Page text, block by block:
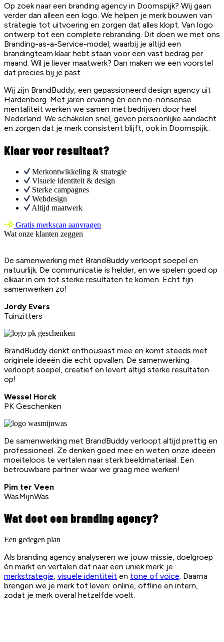
Op zoek naar een branding agency in Doornspijk? Wij gaan
verder dan alleen een logo. We helpen je merk bouwen van
strategie tot uitvoering en zorgen dat alles klopt. Van logo
ontwerp tot een complete rebranding. Dit doen we met ons
Branding-as-a-Service-model, waarbij je altijd een
brandingteam klaar hebt staan voor een vast bedrag per
maand. Wil je liever maatwerk? Dan maken we een voorstel
dat precies bij je past.
Wij zijn BrandBuddy, een gepassioneerd design agency uit
Hardenberg. Met jaren ervaring én een no-nonsense
mentaliteit werken we samen met bedrijven door heel
Nederland. We schakelen snel, geven persoonlijke aandacht
en zorgen dat je merk consistent blijft, ook in Doornspijk..
Klaar voor resultaat?
Merkontwikkeling & strategie
Visuele identiteit & design
Sterke campagnes
Webdesign
Altijd maatwerk
Gratis merkscan aanvragen
Wat onze klanten zeggen
De samenwerking met BrandBuddy verloopt soepel en
natuurlijk. De communicatie is helder, en we spelen goed op
elkaar in om tot sterke resultaten te komen. Echt fijn
samenwerken zo!
Jordy Evers
Tuinzitters
BrandBuddy denkt enthousiast mee en komt steeds met
originele ideeën die echt opvallen. De samenwerking
verloopt soepel, creatief en levert altijd sterke resultaten
op!
Wessel Horck
PK Geschenken
De samenwerking met BrandBuddy verloopt altijd prettig en
professioneel. Ze denken goed mee en weten onze ideeën
moeiteloos te vertalen naar sterk beeldmateriaal. Een
betrouwbare partner waar we graag mee werken!
Pim ter Veen
WasMijnWas
Wat doet een branding agency?
Een gedegen plan
Als branding agency analyseren we jouw missie, doelgroep
én markt en vertalen dat naar een uniek merk: je
merkstrategie, visuele identiteit en tone of voice. Daarna
brengen we je merk tot leven: online, offline en intern,
zodat je merk overal hetzelfde voelt.